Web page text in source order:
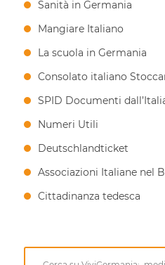
Sanità in Germania
Mangiare Italiano
La scuola in Germania
Consolato italiano
SPID Documenti
Numeri Utili
Deutschlandticket
Associazioni Italiane nel
Cittadinanza tedesca